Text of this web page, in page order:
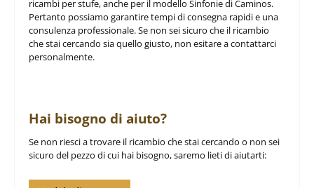
ricambi per stufe, anche per il modello Sinfonie di Caminos.
Pertanto possiamo garantire tempi di consegna rapidi e una
consulenza professionale. Se non sei sicuro che il ricambio
che stai cercando sia quello giusto, non esitare a contattarci
personalmente.
Hai bisogno di aiuto?
Se non riesci a trovare il ricambio che stai cercando o non sei
sicuro del pezzo di cui hai bisogno, saremo lieti di aiutarti: